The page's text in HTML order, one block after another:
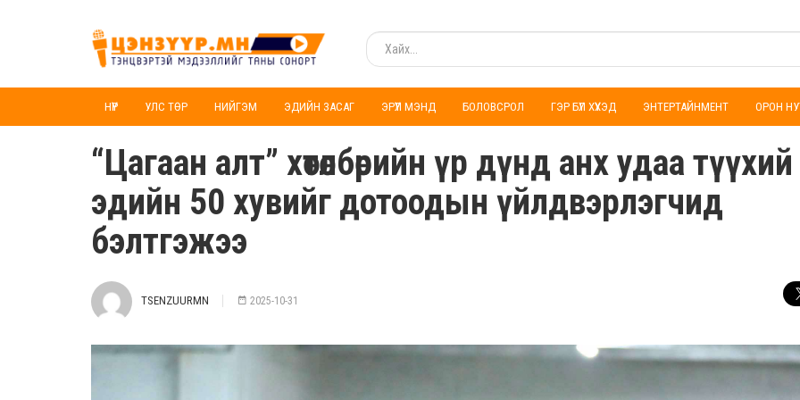
НҮҮР УЛС ТӨР НИЙГЭМ ЭДИЙН ЗАСАГ ЭРҮҮЛ МЭНД БОЛОВСРОЛ ГЭР БҮЛ ХҮҮХЭД ЭНТЕРТАЙНМЕНТ ОРОН
“Цагаан алт” хөтөлбөрийн үр дүнд анх удаа түүхий
эдийн 50 хувийг дотоодын үйлдвэрлэгчид
бэлтгэжээ
TSENZUURMN 2025-10-31